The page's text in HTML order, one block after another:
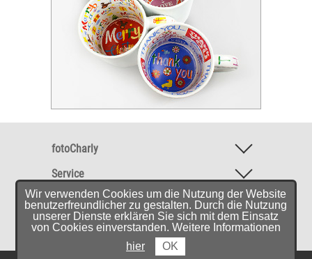
fotoCharly
Service
Software & Mobile-App
Empfehlungen
Wir verwenden Cookies um die Nutzung der Website
benutzerfreundlicher zu gestalten. Durch die Nutzung
unserer Dienste erklären Sie sich mit dem Einsatz
von Cookies einverstanden. Weitere Informationen
hier
OK